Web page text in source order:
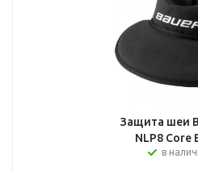
Защита шеи
NLP8 Core
в